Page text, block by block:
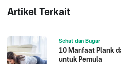
Artikel Terkait
Sehat dan Bugar
10 Manfaat Plank
untuk Pemula